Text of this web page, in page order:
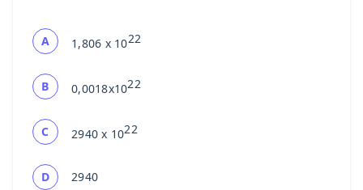
A 1,806 x 1022
B 0,0018x1022
C 2940 x 1022
D 2940